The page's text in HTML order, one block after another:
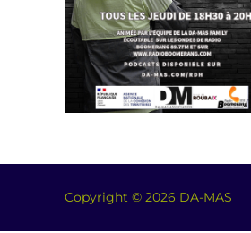
Copyright © 2026 DA-MAS